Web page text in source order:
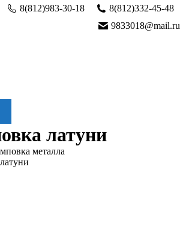
8(812)983-30-18
8(812)332-45-48
9833018@mail.ru
латуни
металла